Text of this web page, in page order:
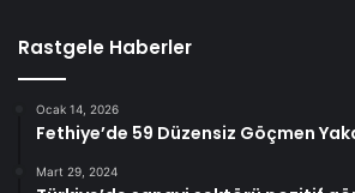
Rastgele Haberler
Ocak 14, 2026
Fethiye’de 59 Düzensiz Göçmen
Mart 29, 2024